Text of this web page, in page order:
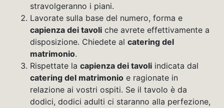
stravolgeranno i piani.
Lavorate sulla base del numero, forma e
capienza dei tavoli che avrete effettivamente a
disposizione. Chiedete al catering del
matrimonio.
Rispettate la capienza dei tavoli indicata dal
catering del matrimonio e ragionate in
relazione ai vostri ospiti. Se il tavolo è da
dodici, dodici adulti ci staranno alla perfezione,